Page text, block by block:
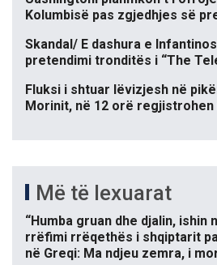
Kolumbisë pas zgjedhjes së
Skandal/ E dashura e
pretendimi tronditës i “The
Fluksi i shtuar lëvizjesh në
Morinit, në 12 orë regjistrohen
Më të lexuarat
“Humba gruan dhe djalin, ishin
rrëfimi rrëqethës i shqiptarit
në Greqi: Ma ndjeu zemra, i